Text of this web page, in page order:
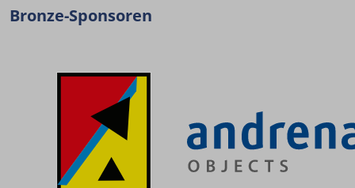
Bronze-Sponsoren